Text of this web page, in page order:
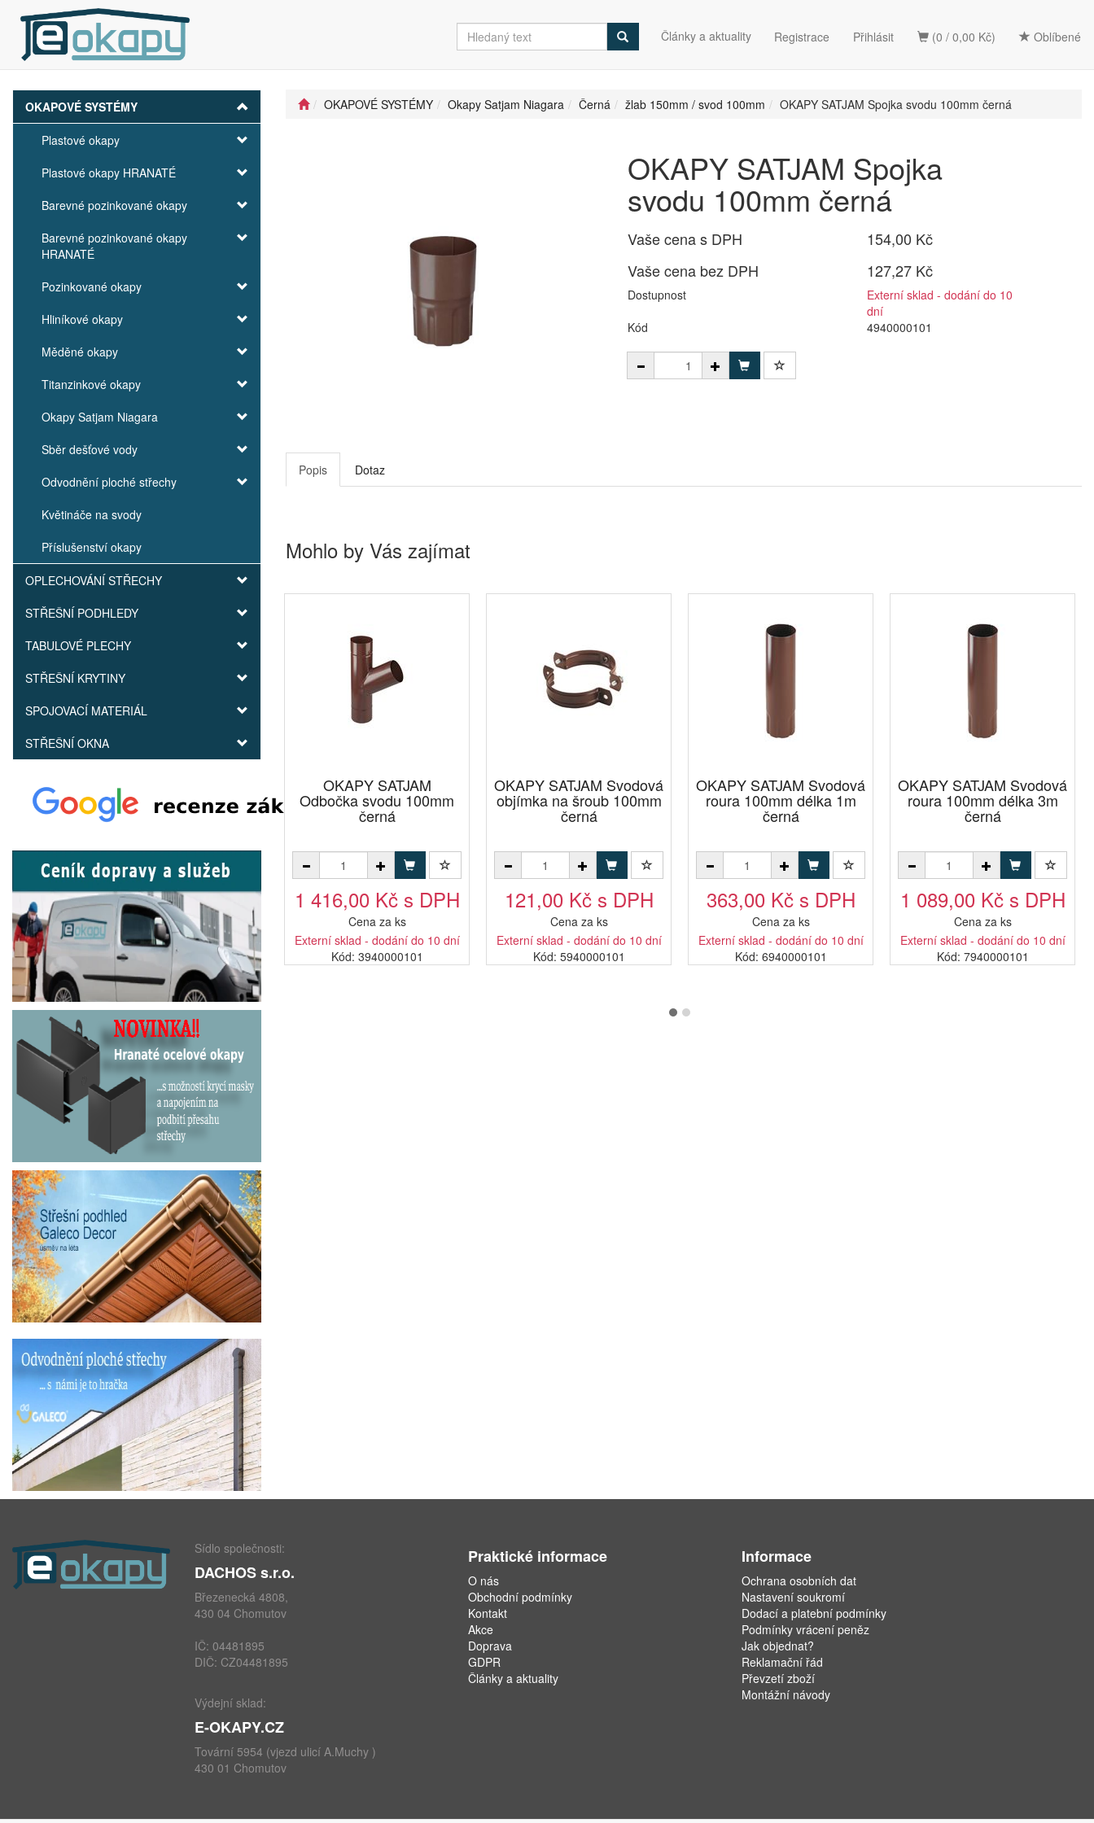
(0 / 0,00 Kč) Oblíbené
Články a aktuality Registrace Přihlásit
OKAPOVÉ SYSTÉMY
Plastové okapy
Plastové okapy HRANATÉ
Barevné pozinkované okapy
Barevné pozinkované okapy
HRANATÉ
Pozinkované okapy
Hliníkové okapy
Měděné okapy
Titanzinkové okapy
Okapy Satjam Niagara
Sběr dešťové vody
Odvodnění ploché střechy
Květináče na svody
Příslušenství okapy
OPLECHOVÁNÍ STŘECHY
STŘEŠNÍ PODHLEDY
TABULOVÉ PLECHY
STŘEŠNÍ KRYTINY
SPOJOVACÍ MATERIÁL
STŘEŠNÍ OKNA
OKAPOVÉ SYSTÉMY Okapy Satjam Niagara Černá žlab 150mm / svod 100mm OKAPY SATJAM Spojka svodu 100mm černá
OKAPY SATJAM Spojka
svodu 100mm černá
Vaše cena s DPH
154,00 Kč
Vaše cena bez DPH
127,27 Kč
Dostupnost
Externí sklad - dodání do 10
dní
Kód
4940000101
Popis Dotaz
Mohlo by Vás zajímat
OKAPY SATJAM
Odbočka svodu 100mm
černá
1 416,00 Kč s DPH
Cena za ks
Externí sklad - dodání do 10 dní
Kód: 3940000101
OKAPY SATJAM Svodová
objímka na šroub 100mm
černá
121,00 Kč s DPH
Cena za ks
Externí sklad - dodání do 10 dní
Kód: 5940000101
OKAPY SATJAM Svodová
roura 100mm délka 1m
černá
363,00 Kč s DPH
Cena za ks
Externí sklad - dodání do 10 dní
Kód: 6940000101
OKAPY SATJAM Svodová
roura 100mm délka 3m
černá
1 089,00 Kč s DPH
Cena za ks
Externí sklad - dodání do 10 dní
Kód: 7940000101
Sídlo společnosti:
DACHOS s.r.o.
Březenecká 4808,
430 04 Chomutov
IČ: 04481895
DIČ: CZ04481895
Výdejní sklad:
E-OKAPY.CZ
Tovární 5954 (vjezd ulicí A.Muchy )
430 01 Chomutov
Praktické informace
O nás
Obchodní podmínky
Kontakt
Akce
Doprava
GDPR
Články a aktuality
Informace
Ochrana osobních dat
Nastavení soukromí
Dodací a platební podmínky
Podmínky vrácení peněz
Jak objednat?
Reklamační řád
Převzetí zboží
Montážní návody